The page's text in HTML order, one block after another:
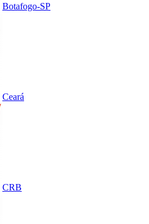
Botafogo-SP
Ceará
CRB